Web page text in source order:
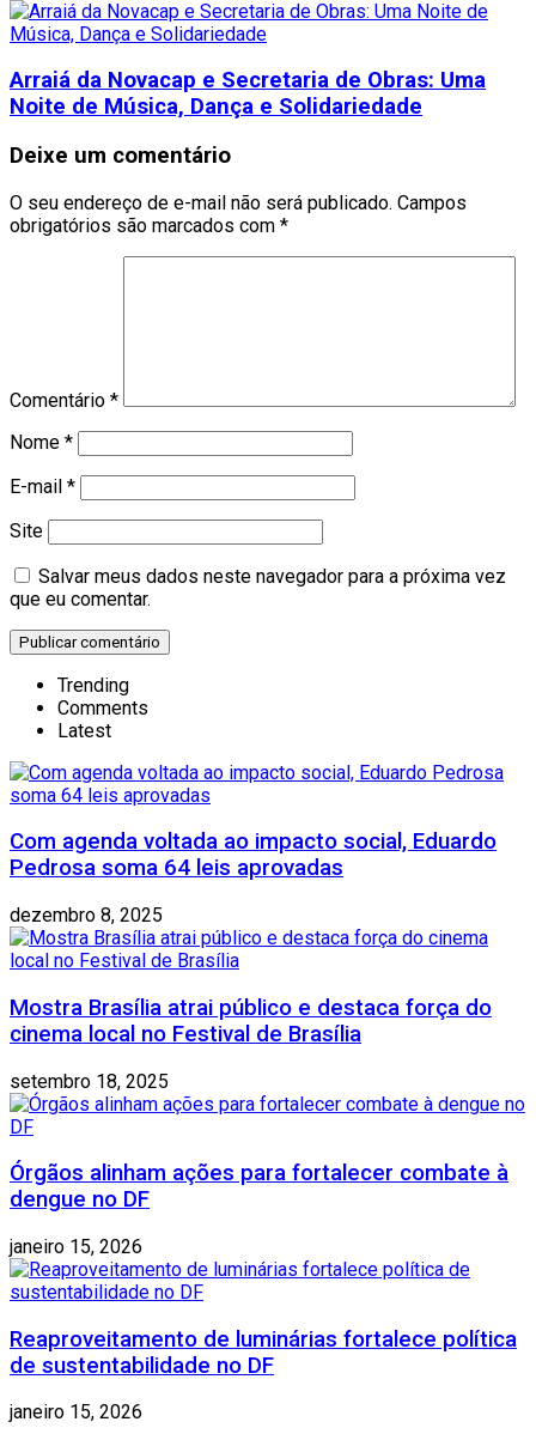
Arraiá da Novacap e Secretaria de Obras: Uma
Noite de Música, Dança e Solidariedade
Deixe um comentário
O seu endereço de e-mail não será publicado. Campos
obrigatórios são marcados com *
Comentário *
Nome *
E-mail *
Site
Salvar meus dados neste navegador para a próxima vez
que eu comentar.
Trending
Comments
Latest
Com agenda voltada ao impacto social, Eduardo
Pedrosa soma 64 leis aprovadas
dezembro 8, 2025
Mostra Brasília atrai público e destaca força do
cinema local no Festival de Brasília
setembro 18, 2025
Órgãos alinham ações para fortalecer combate à
dengue no DF
janeiro 15, 2026
Reaproveitamento de luminárias fortalece política
de sustentabilidade no DF
janeiro 15, 2026